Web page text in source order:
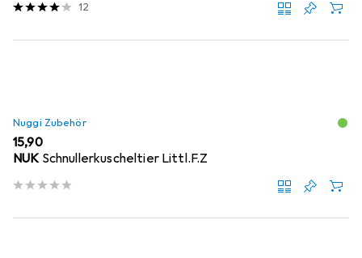
12
Nuggi Zubehör
EUR
15,90
NUK Schnullerkuscheltier Littl.F.Z